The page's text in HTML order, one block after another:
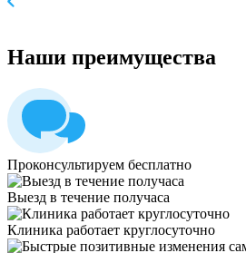
Наши преимущества
Проконсультируем бесплатно
Выезд в течение получаса
Клиника работает круглосуточно